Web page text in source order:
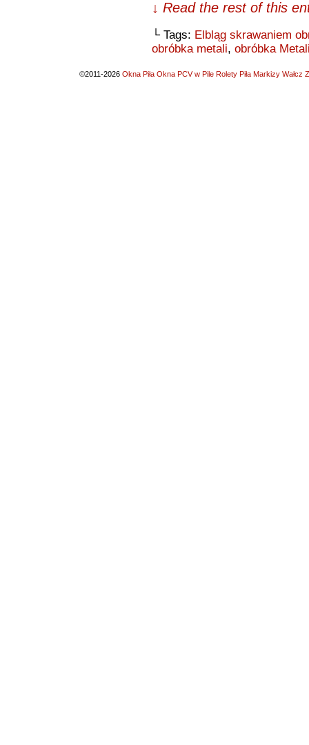
↓ Read the rest of this
└ Tags: Elbląg skrawaniem
obróbka metali, obróbka
©2011-2026 Okna Piła Okna PCV w Pile Rolety Piła Markizy Wałcz